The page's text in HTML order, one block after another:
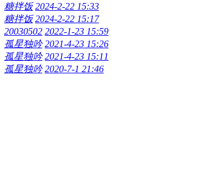
糖拌饭 2024-2-22 15:33
糖拌饭 2024-2-22 15:17
20030502 2022-1-23 15:59
孤星独吟 2021-4-23 15:26
孤星独吟 2021-4-23 15:11
孤星独吟 2020-7-1 21:46